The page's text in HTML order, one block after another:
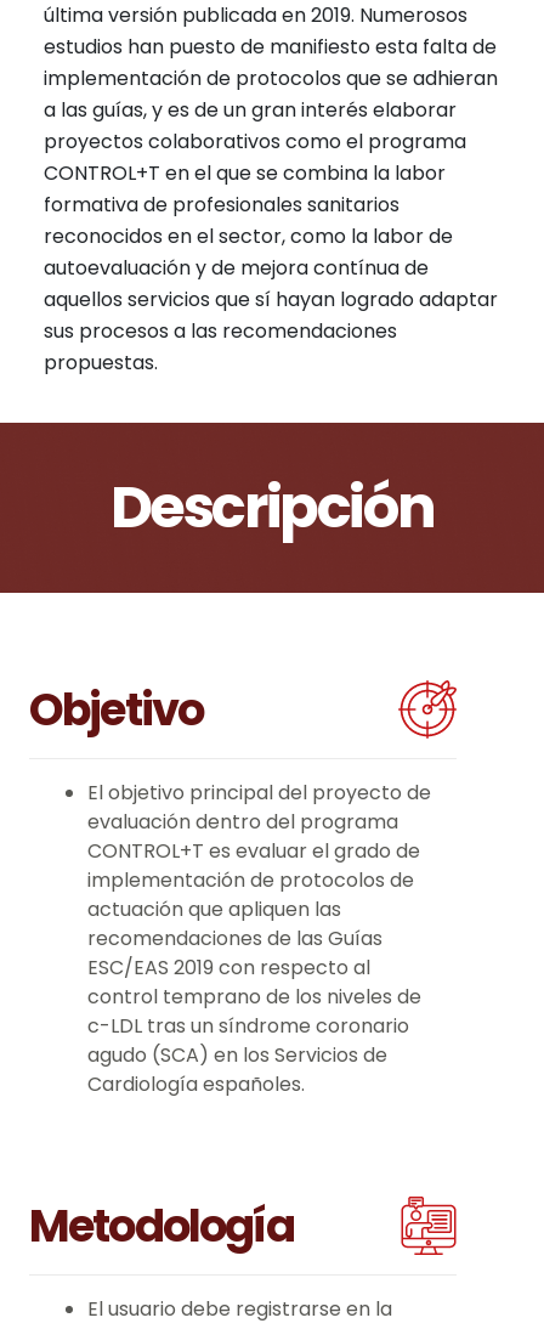
última versión publicada en 2019. Numerosos
estudios han puesto de manifiesto esta falta de
implementación de protocolos que se adhieran
a las guías, y es de un gran interés elaborar
proyectos colaborativos como el programa
CONTROL+T en el que se combina la labor
formativa de profesionales sanitarios
reconocidos en el sector, como la labor de
autoevaluación y de mejora contínua de
aquellos servicios que sí hayan logrado adaptar
sus procesos a las recomendaciones
propuestas.
Descripción
Objetivo
El objetivo principal del proyecto de
evaluación dentro del programa
CONTROL+T es evaluar el grado de
implementación de protocolos de
actuación que apliquen las
recomendaciones de las Guías
ESC/EAS 2019 con respecto al
control temprano de los niveles de
c-LDL tras un síndrome coronario
agudo (SCA) en los Servicios de
Cardiología españoles.
Metodología
El usuario debe registrarse en la